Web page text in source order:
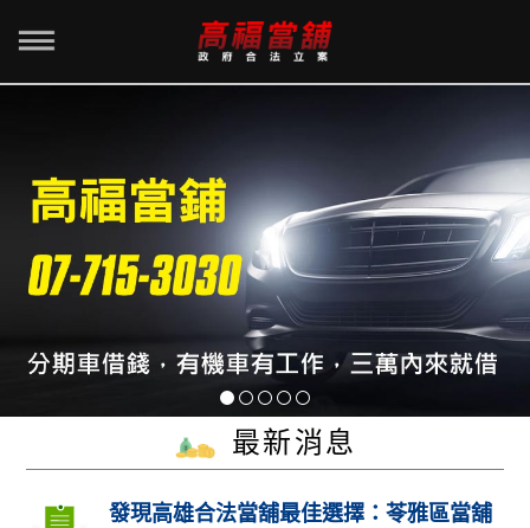
最新消息
發現高雄合法當舖最佳選擇：苓雅區當舖